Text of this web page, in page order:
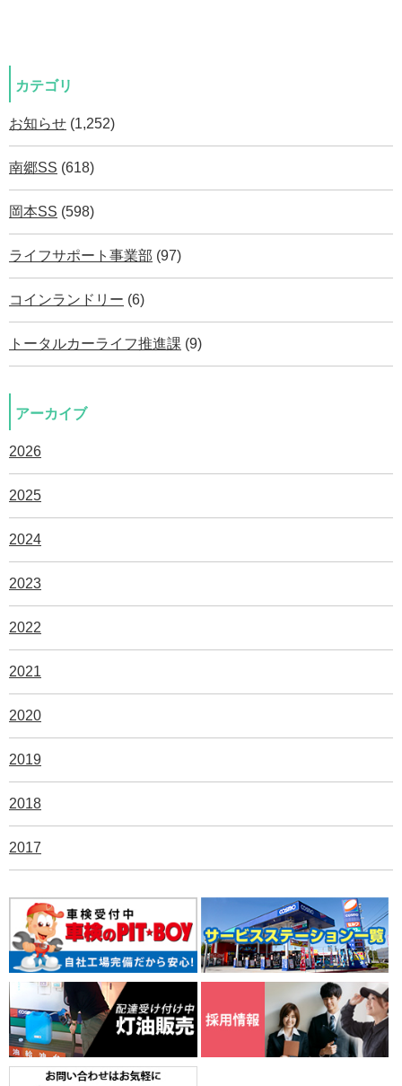
カテゴリ
お知らせ (1,252)
南郷SS (618)
岡本SS (598)
ライフサポート事業部 (97)
コインランドリー (6)
トータルカーライフ推進課 (9)
アーカイブ
2026
2025
2024
2023
2022
2021
2020
2019
2018
2017